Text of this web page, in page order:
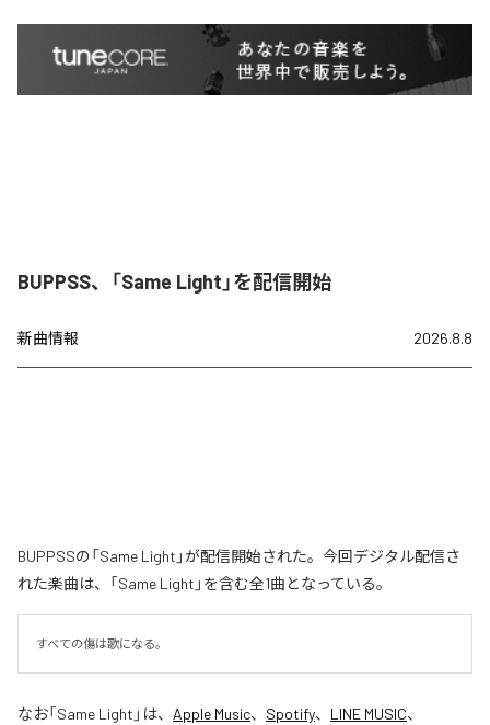
BUPPSS、「Same Light」を配信開始
新曲情報 2026.8.8
BUPPSSの「Same Light」が配信開始された。今回デジタル配信さ
れた楽曲は、「Same Light」を含む全1曲となっている。
すべての傷は歌になる。
なお「Same Light 」は、 Apple Music、 Spotify、 LINE MUSIC、